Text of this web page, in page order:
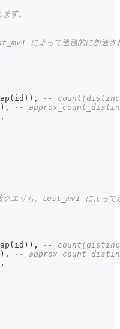
す。
によって透過的に加速さ
( id ) ) ,
--
) ,
--
,
エリも、test_mv1 によって
( id ) ) ,
--
) ,
--
,